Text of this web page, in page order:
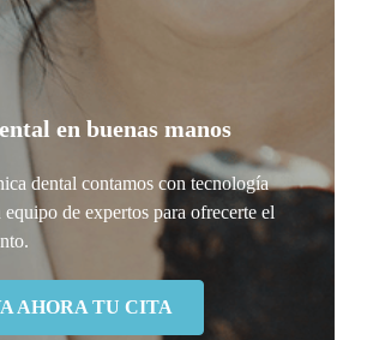
en buenas manos
dental contamos con tecnología
de expertos para ofrecerte el
AHORA TU CITA